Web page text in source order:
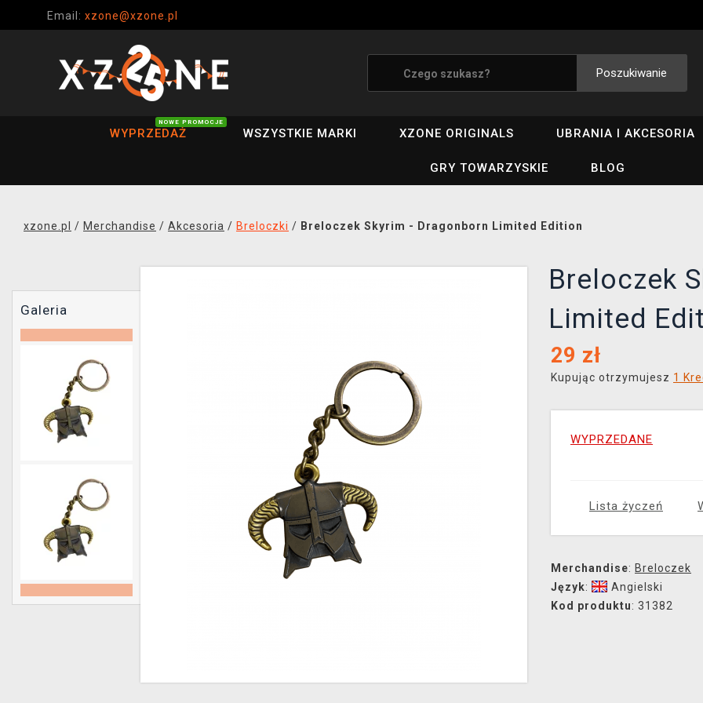
Email: xzone@xzone.pl
Poszukiwanie
WYPRZEDAŻ
NOWE PROMOCJE
WSZYSTKIE MARKI XZONE ORIGINALS UBRANIA I AKCESORIA
GRY TOWARZYSKIE BLOG
xzone.pl / Merchandise / Akcesoria / Breloczki / Breloczek Skyrim - Dragonborn Limited Edition
Galeria
Breloczek
Limited
29 zł
Kupując otrzymujesz 1
WYPRZEDANE
Lista życzeń
Merchandise: Breloczek
Język:
Angielski
Kod produktu: 31382